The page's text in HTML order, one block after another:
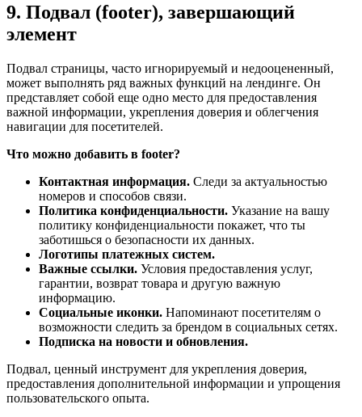
9. Подвал (footer), завершающий
элемент
Подвал страницы, часто игнорируемый и недооцененный,
может выполнять ряд важных функций на лендинге. Он
представляет собой еще одно место для предоставления
важной информации, укрепления доверия и облегчения
навигации для посетителей.
Что можно добавить в footer?
Контактная информация. Следи за актуальностью
номеров и способов связи.
Политика конфиденциальности. Указание на вашу
политику конфиденциальности покажет, что ты
заботишься о безопасности их данных.
Логотипы платежных систем.
Важные ссылки. Условия предоставления услуг,
гарантии, возврат товара и другую важную
информацию.
Социальные иконки. Напоминают посетителям о
возможности следить за брендом в социальных сетях.
Подписка на новости и обновления.
Подвал, ценный инструмент для укрепления доверия,
предоставления дополнительной информации и упрощения
пользовательского опыта.